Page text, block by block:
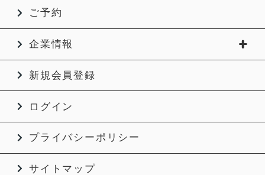
ご予約
企業情報
新規会員登録
ログイン
プライバシーポリシー
サイトマップ